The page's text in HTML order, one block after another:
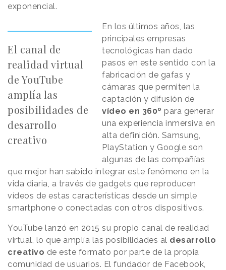
exponencial.
El canal de
realidad virtual
de YouTube
amplía las
posibilidades de
desarrollo
creativo
En los últimos años, las
principales empresas
tecnológicas han dado
pasos en este sentido con la
fabricación de gafas y
cámaras que permiten la
captación y difusión de
vídeo en 360º para generar
una experiencia inmersiva en
alta definición. Samsung,
PlayStation y Google son
algunas de las compañías
que mejor han sabido integrar este fenómeno en la
vida diaria, a través de gadgets que reproducen
vídeos de estas características desde un simple
smartphone o conectadas con otros dispositivos.
YouTube lanzó en 2015 su propio canal de realidad
virtual, lo que amplía las posibilidades al desarrollo
creativo de este formato por parte de la propia
comunidad de usuarios. El fundador de Facebook,